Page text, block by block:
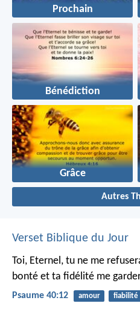
Prochain
Bénédiction
Grâce
Autres
Verset Biblique du Jour
Toi, Eternel, tu ne me
bonté et ta fidélité me
Psaume 40:12 amour fiabilité